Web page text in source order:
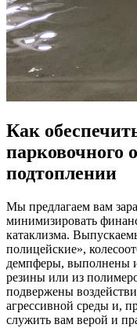
Как
парковочного
подтоплении
Мы предлагаем вам
минимизировать
катаклизма.
полицейские»,
демпферы, выполнены
резины или из
подвержены
агрессивной среды и,
служить вам верой и